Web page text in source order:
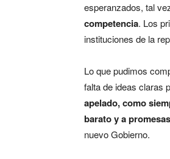
esperanzados, tal
competencia. Los
instituciones de la
Lo que pudimos
falta de ideas claras
apelado, como
barato y a
nuevo Gobierno.